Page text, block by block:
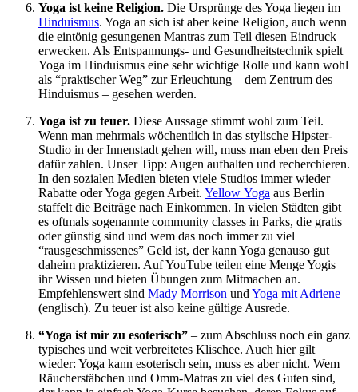
Yoga ist keine Religion. Die Ursprünge des Yoga liegen im
Hinduismus. Yoga an sich ist aber keine Religion, auch wenn
die eintönig gesungenen Mantras zum Teil diesen Eindruck
erwecken. Als Entspannungs- und Gesundheitstechnik spielt
Yoga im Hinduismus eine sehr wichtige Rolle und kann wohl
als “praktischer Weg” zur Erleuchtung – dem Zentrum des
Hinduismus – gesehen werden.
Yoga ist zu teuer. Diese Aussage stimmt wohl zum Teil.
Wenn man mehrmals wöchentlich in das stylische Hipster-
Studio in der Innenstadt gehen will, muss man eben den Preis
dafür zahlen. Unser Tipp: Augen aufhalten und recherchieren.
In den sozialen Medien bieten viele Studios immer wieder
Rabatte oder Yoga gegen Arbeit. Yellow Yoga aus Berlin
staffelt die Beiträge nach Einkommen. In vielen Städten gibt
es oftmals sogenannte community classes in Parks, die gratis
oder günstig sind und wem das noch immer zu viel
“rausgeschmissenes” Geld ist, der kann Yoga genauso gut
daheim praktizieren. Auf YouTube teilen eine Menge Yogis
ihr Wissen und bieten Übungen zum Mitmachen an.
Empfehlenswert sind Mady Morrison undYoga mit Adriene
(englisch). Zu teuer ist also keine gültige Ausrede.
“Yoga ist mir zu esoterisch” – zum Abschluss noch ein ganz
typisches und weit verbreitetes Klischee. Auch hier gilt
wieder: Yoga kann esoterisch sein, muss es aber nicht. Wem
Räucherstäbchen und Omm-Matras zu viel des Guten sind,